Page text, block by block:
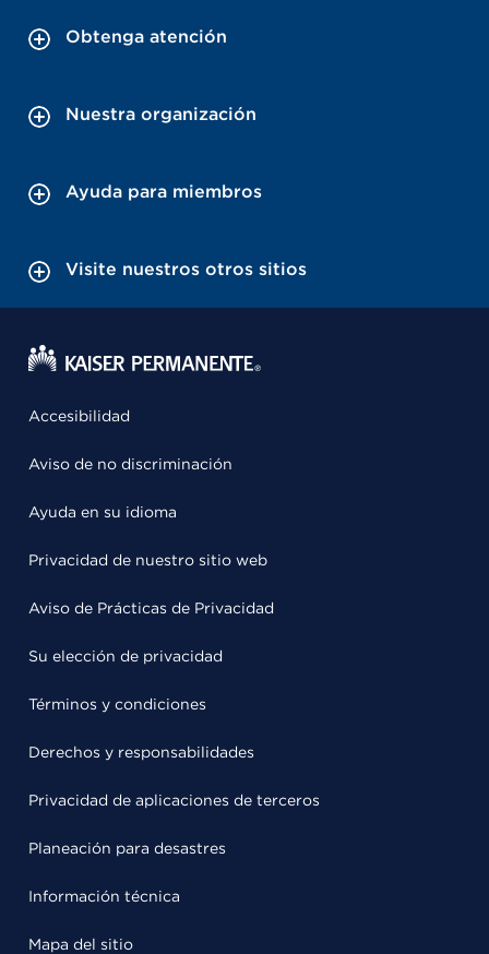
Obtenga atención
Nuestra organización
Ayuda para miembros
Visite nuestros otros sitios
Accesibilidad
Aviso de no discriminación
Ayuda en su idioma
Privacidad de nuestro sitio web
Aviso de Prácticas de Privacidad
Su elección de privacidad
Términos y condiciones
Derechos y responsabilidades
Privacidad de aplicaciones de terceros
Planeación para desastres
Información técnica
Mapa del sitio